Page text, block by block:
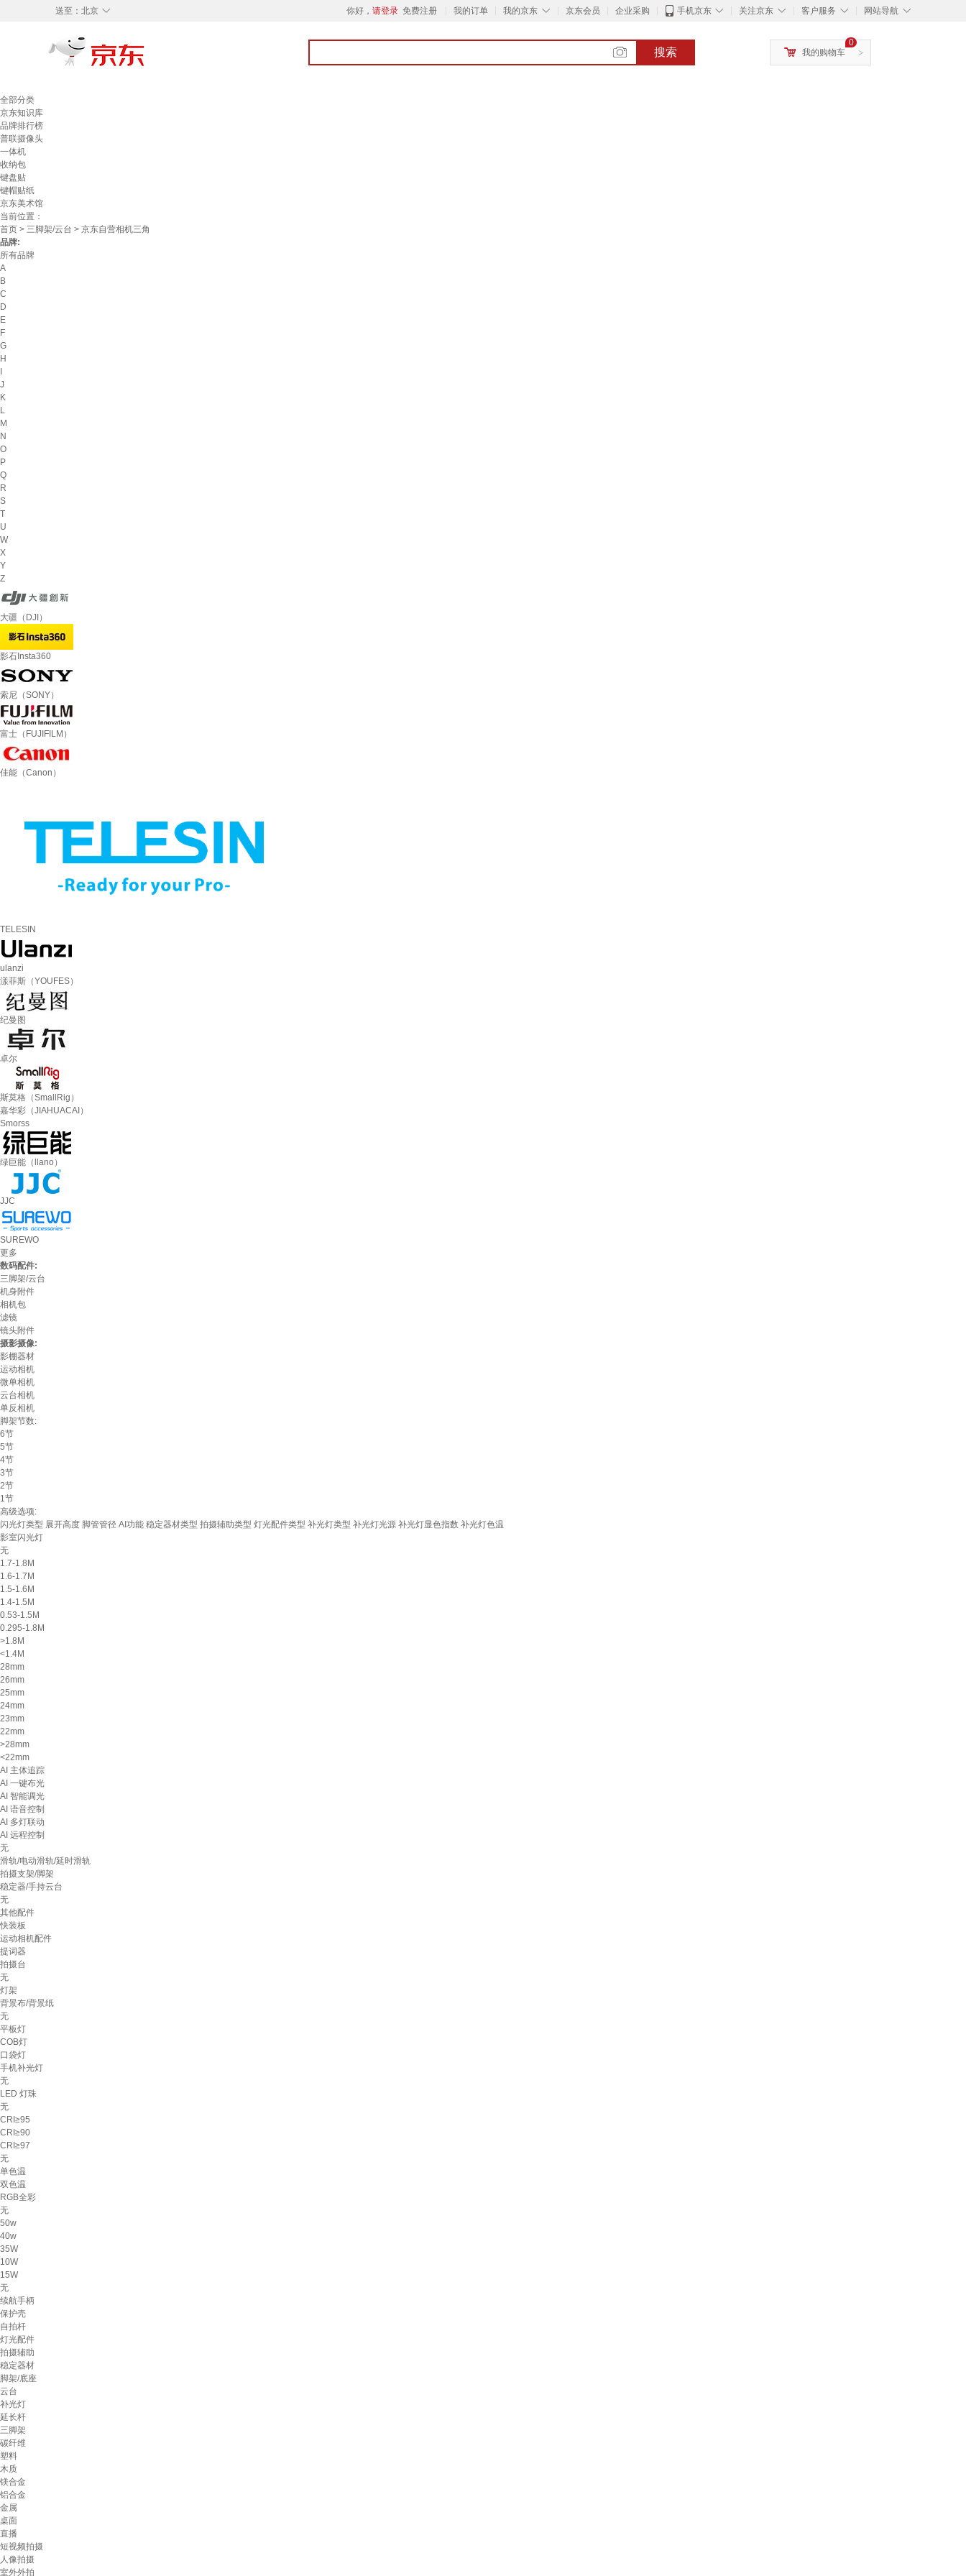
◇
送至： 北京 你好， 请登录 免费注册 我的订单 ◇
我的京东 京东会员 企业采购 ◇
手机京东 ◇
关注京东 ◇
客户服务 ◇
网站导航
搜索 >
0
我的购物车
全部分类
京东知识库
品牌排行榜
普联摄像头
一体机
收纳包
键盘贴
键帽贴纸
京东美术馆
当前位置：
首页 > 三脚架/云台 > 京东自营相机三角
品牌:
所有品牌
A
B
C
D
E
F
G
H
J
K
L
M
N
O
P
Q
R
S
T
U
W
X
Y
Z
大疆（DJI）
影石Insta360
索尼（SONY）
富士（FUJIFILM）
佳能（Canon）
TELESIN
ulanzi
漾菲斯（YOUFES）
纪曼图
卓尔
斯莫格（SmallRig）
嘉华彩（JIAHUACAI）
Smorss
绿巨能（llano）
JJC
SUREWO
更多
数码配件:
三脚架/云台
机身附件
相机包
滤镜
镜头附件
摄影摄像:
影棚器材
运动相机
微单相机
云台相机
单反相机
脚架节数:
6节
5节
4节
3节
2节
1节
高级选项:
闪光灯类型 展开高度 脚管管径 AI功能 稳定器材类型 拍摄辅助类型 灯光配件类型 补光灯类型 补光灯光源 补光灯显色指数 补光灯色温
影室闪光灯
无
1.7-1.8M
1.6-1.7M
1.5-1.6M
1.4-1.5M
0.53-1.5M
0.295-1.8M
>1.8M
<1.4M
28mm
26mm
25mm
24mm
23mm
22mm
>28mm
<22mm
AI 主体追踪
AI 一键布光
AI 智能调光
AI 语音控制
AI 多灯联动
AI 远程控制
无
滑轨/电动滑轨/延时滑轨
拍摄支架/脚架
稳定器/手持云台
无
其他配件
快装板
运动相机配件
提词器
拍摄台
无
灯架
背景布/背景纸
无
平板灯
COB灯
口袋灯
手机补光灯
无
LED 灯珠
无
CRI≥95
CRI≥90
CRI≥97
无
单色温
双色温
RGB全彩
无
50w
40w
35W
10W
15W
无
续航手柄
保护壳
自拍杆
灯光配件
拍摄辅助
稳定器材
脚架/底座
云台
补光灯
延长杆
三脚架
碳纤维
塑料
木质
镁合金
铝合金
金属
桌面
直播
短视频拍摄
人像拍摄
室外外拍